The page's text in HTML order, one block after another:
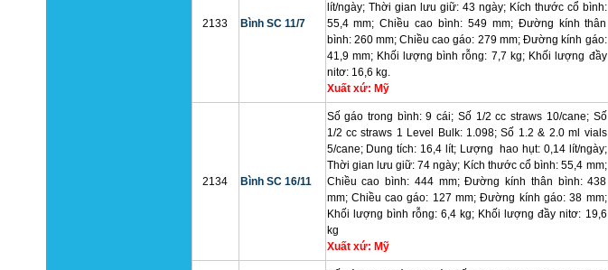
2133 Bình SC 11/7
lít/ngày; Thời gian lưu giữ: 43 ngày; Kích thước cổ bình:
55,4 mm; Chiều cao bình: 549 mm; Đường kính thân
bình: 260 mm; Chiều cao gáo: 279 mm; Đường kính gáo:
41,9 mm; Khối lượng bình rỗng: 7,7 kg; Khối lượng đầy
nitơ: 16,6 kg.
Xuất xứ: Mỹ
2134 Bình SC 16/11
Số gáo trong bình: 9 cái; Số 1/2 cc straws 10/cane; Số
1/2 cc straws 1 Level Bulk: 1.098; Số 1.2 & 2.0 ml vials
5/cane; Dung tích: 16,4 lít; Lượng hao hụt: 0,14 lít/ngày;
Thời gian lưu giữ: 74 ngày; Kích thước cổ bình: 55,4 mm;
Chiều cao bình: 444 mm; Đường kính thân bình: 438
mm; Chiều cao gáo: 127 mm; Đường kính gáo: 38 mm;
Khối lượng bình rỗng: 6,4 kg; Khối lượng đầy nitơ: 19,6
kg
Xuất xứ: Mỹ